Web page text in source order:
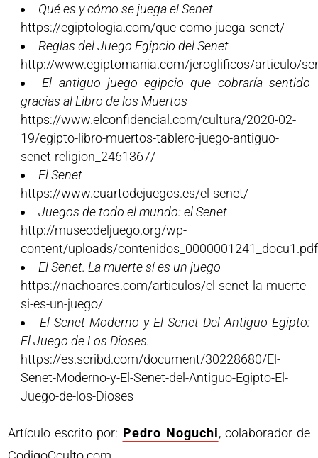
Qué es y cómo se juega el Senet
https://egiptologia.com/que-como-juega-senet/
Reglas del Juego Egipcio del Senet
http://www.egiptomania.com/jeroglificos/articulo/
El antiguo juego egipcio que cobraría sentido
gracias al Libro de los Muertos
https://www.elconfidencial.com/cultura/2020-02-
19/egipto-libro-muertos-tablero-juego-antiguo-
senet-religion_2461367/
El Senet
https://www.cuartodejuegos.es/el-senet/
Juegos de todo el mundo: el Senet
http://museodeljuego.org/wp-
content/uploads/contenidos_0000001241_docu1.pdf
El Senet. La muerte sí es un juego
https://nachoares.com/articulos/el-senet-la-muerte-
si-es-un-juego/
El Senet Moderno y El Senet Del Antiguo Egipto:
El Juego de Los Dioses.
https://es.scribd.com/document/30228680/El-
Senet-Moderno-y-El-Senet-del-Antiguo-Egipto-El-
Juego-de-los-Dioses
Artículo escrito por: Pedro Noguchi, colaborador de